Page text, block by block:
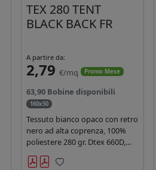
TEX 280 TENT
BLACK BACK FR
A partire da:
2,79 €/mq Promo Mese
63,90 Bobine disponibili
160x50
Tessuto bianco opaco con retro
nero ad alta coprenza, 100%
poliestere 280 gr. Dtex 660D,
idrorepellente, adatto alla
stampa sublimatica indiretta.